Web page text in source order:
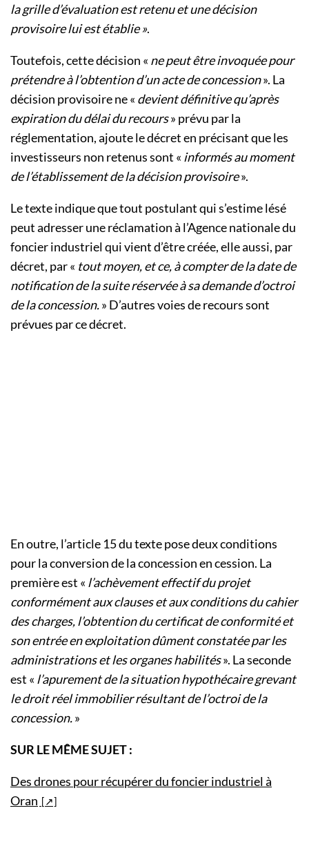
la grille d’évaluation est retenu et une décision
provisoire lui est établie ».
Toutefois, cette décision « ne peut être invoquée pour
prétendre à l’obtention d’un acte de concession». La
décision provisoire ne « devient définitive qu’après
expiration du délai du recours» prévu par la
réglementation, ajoute le décret en précisant que les
investisseurs non retenus sont « informés au moment
de l’établissement de la décision provisoire».
Le texte indique que tout postulant qui s’estime lésé
peut adresser une réclamation à l’Agence nationale du
foncier industriel qui vient d’être créée, elle aussi, par
décret, par « tout moyen, et ce, à compter de la date de
notification de la suite réservée à sa demande d’octroi
de la concession.» D’autres voies de recours sont
prévues par ce décret.
En outre, l’article 15 du texte pose deux conditions
pour la conversion de la concession en cession. La
première est « l’achèvement effectif du projet
conformément aux clauses et aux conditions du cahier
des charges, l’obtention du certificat de conformité et
son entrée en exploitation dûment constatée par les
administrations et les organes habilités». La seconde
est « l’apurement de la situation hypothécaire grevant
le droit réel immobilier résultant de l’octroi de la
concession.»
SUR LE MÊME SUJET :
Des drones pour récupérer du foncier industriel à
Oran